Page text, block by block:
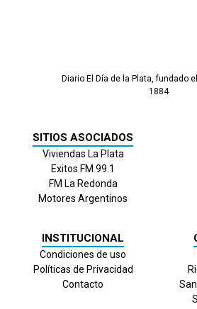
Diario El Día de la Plata, fundado
1884
SITIOS ASOCIADOS
Viviendas La Plata
Exitos FM 99.1
FM La Redonda
Motores Argentinos
INSTITUCIONAL
Condiciones de uso
Políticas de Privacidad
Contacto